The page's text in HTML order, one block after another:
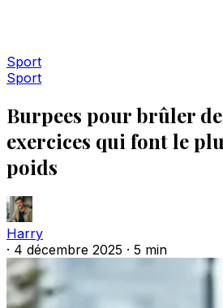
Sport
Sport
Burpees pour brûler
exercices qui font le
poids
Harry
· 4 décembre 2025 · 5 min